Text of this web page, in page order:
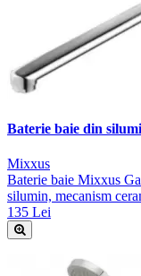
Baterie baie din
Mixxus
Baterie baie Mixxus
silumin, mecanism
135 Lei